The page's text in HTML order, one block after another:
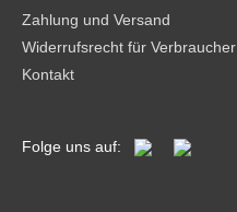
Zahlung und Versand
Widerrufsrecht für Verbraucher
Kontakt
Folge uns auf: